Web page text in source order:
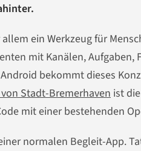
ein Werkzeug für
mit Kanälen,
bekommt dieses
Stadt-Bremerhaven ist
mit einer bestehenden
normalen Begleit-App.